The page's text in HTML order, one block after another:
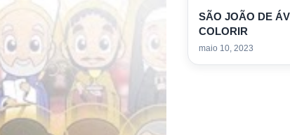
SÃO JOÃO DE
COLORIR
maio 10, 2023